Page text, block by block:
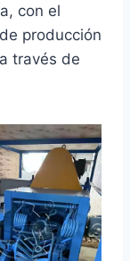
con el
producción
través de